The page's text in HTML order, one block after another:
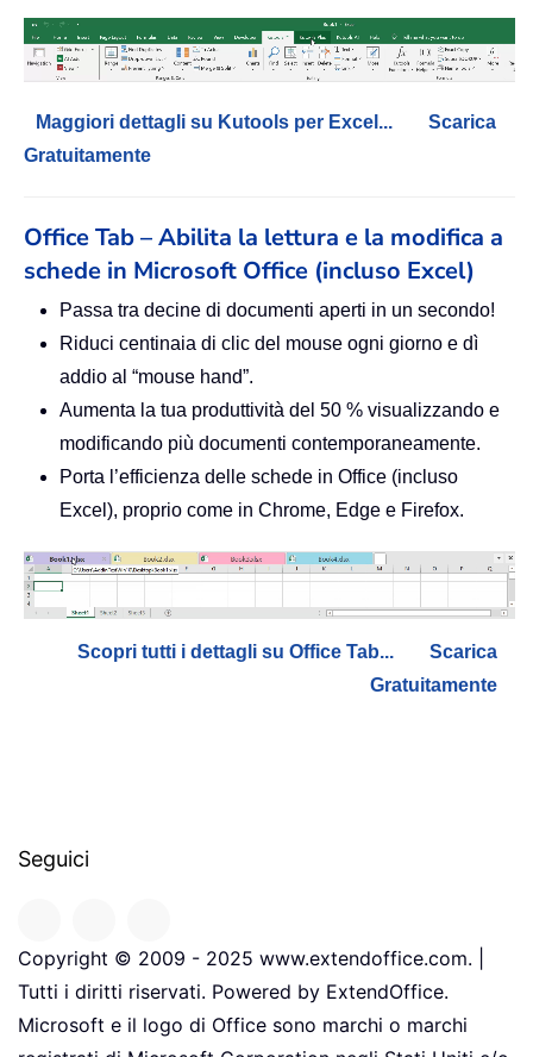
Maggiori dettagli su Kutools per Excel...
Scarica
Gratuitamente
Office Tab – Abilita la lettura e la modifica a
schede in Microsoft Office (incluso Excel)
Passa tra decine di documenti aperti in un secondo!
Riduci centinaia di clic del mouse ogni giorno e dì
addio al “mouse hand”.
Aumenta la tua produttività del 50 % visualizzando e
modificando più documenti contemporaneamente.
Porta l’efficienza delle schede in Office (incluso
Excel), proprio come in Chrome, Edge e Firefox.
Scopri tutti i dettagli su Office Tab...
Scarica
Gratuitamente
Seguici
Copyright © 2009 - 2025 www.extendoffice.com. |
Tutti i diritti riservati. Powered by ExtendOffice.
Microsoft e il logo di Office sono marchi o marchi